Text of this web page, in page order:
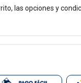
las opciones y